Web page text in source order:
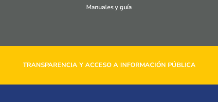
Manuales y guía
TRANSPARENCIA Y ACCESO A INFORMACIÓN PÚBLICA